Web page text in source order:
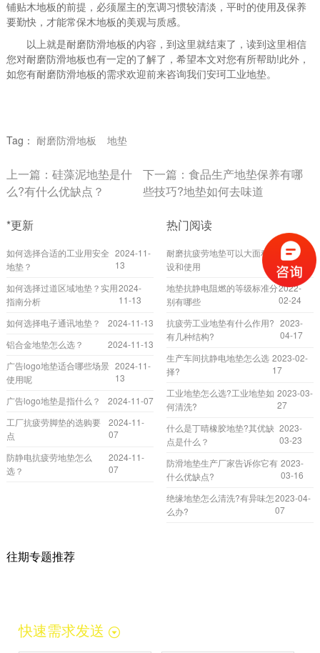
铺贴木地板的前提，必须屋主的烹调习惯较清淡，平时的使用及保养
要勤快，才能常保木地板的美观与质感。
以上就是耐磨防滑地板的内容，到这里就结束了，读到这里相信
您对耐磨防滑地板也有一定的了解了，希望本文对您有所帮助!此外，
如您有耐磨防滑地板的需求欢迎前来咨询我们安珂工业地垫。
Tag： 耐磨防滑地板 地垫
上一篇： 硅藻泥地垫是什
么?有什么优缺点？
下一篇： 食品生产地垫保养有哪
些技巧?地垫如何去味道
*更新
如何选择合适的工业用安全
地垫？
2024-11-
13
如何选择过道区域地垫？实用
指南分析
2024-
11-13
如何选择电子通讯地垫？
2024-11-13
铝合金地垫怎么选？
2024-11-13
广告logo地垫适合哪些场景
使用呢
2024-11-
13
广告logo地垫是指什么？
2024-11-07
工厂抗疲劳脚垫的选购要
点
2024-11-
07
防静电抗疲劳地垫怎么
选？
2024-11-
07
热门阅读
耐磨抗疲劳地垫可以大面积铺
设和使用
2022-
10-20
地垫抗静电阻燃的等级标准分
别有哪些
2022-
02-24
抗疲劳工业地垫有什么作用?
有几种结构?
2023-
04-17
生产车间抗静电地垫怎么选
择?
2023-02-
17
工业地垫怎么选?工业地垫如
何清洗?
2023-03-
27
什么是丁晴橡胶地垫?其优缺
点是什么？
2023-
03-23
防滑地垫生产厂家告诉你它有
什么优缺点?
2023-
03-16
绝缘地垫怎么清洗?有异味怎
么办?
2023-04-
07
往期专题推荐
快速需求发送